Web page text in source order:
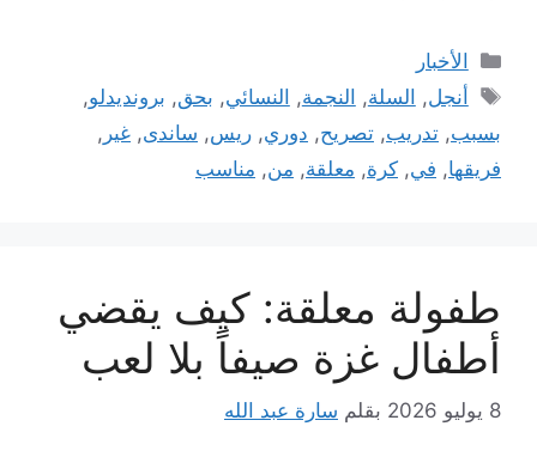
التصنيفات
الأخبار
الوسوم
أنجل, السلة, النجمة, النسائي, بحق, بروندیدلو,
بسبب, تدريب, تصريح, دوري, ريس, ساندی, غير ,
فريقها, في, كرة, معلقة, من, مناسب
طفولة معلقة: كيف يقضي
أطفال غزة صيفاً بلا لعب
8 يوليو 2026 بقلم سارة عبد الله